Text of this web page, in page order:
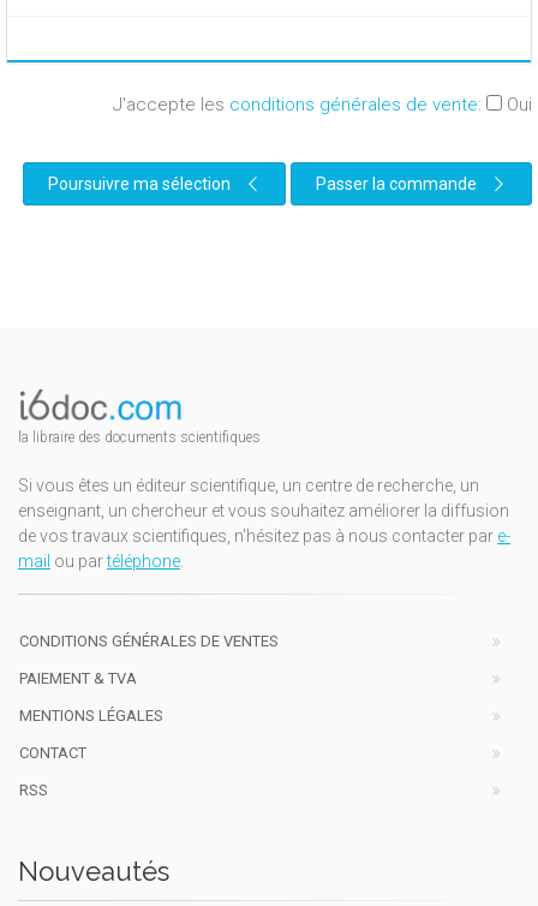
J'accepte les conditions générales de vente: Oui
Poursuivre ma sélection Passer la commande
la libraire des documents scientifiques
Si vous êtes un éditeur scientifique, un centre de recherche, un
enseignant, un chercheur et vous souhaitez améliorer la diffusion
de vos travaux scientifiques, n'hésitez pas à nous contacter par e-
mail ou partéléphone.
CONDITIONS GÉNÉRALES DE VENTES
PAIEMENT & TVA
MENTIONS LÉGALES
CONTACT
RSS
Nouveautés